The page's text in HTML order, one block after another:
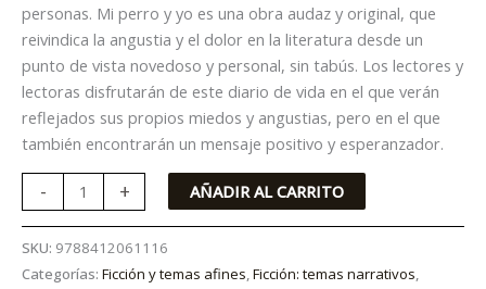
personas. Mi perro y yo es una obra audaz y original, que
reivindica la angustia y el dolor en la literatura desde un
punto de vista novedoso y personal, sin tabús. Los lectores y
lectoras disfrutarán de este diario de vida en el que verán
reflejados sus propios miedos y angustias, pero en el que
también encontrarán un mensaje positivo y esperanzador.
- + AÑADIR AL CARRITO
SKU: 9788412061116
Categorías: Ficción y temas afines,Ficción: temas narrativos,